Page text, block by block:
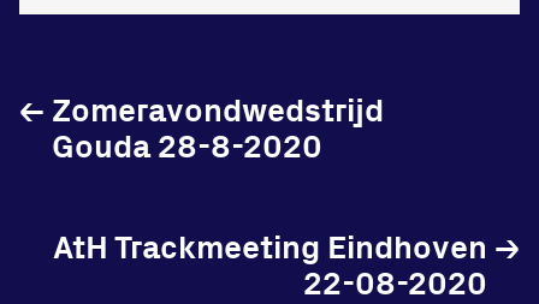
Atleten
Vereniging
Contact
Zomeravondwedstrijd
Gouda 28-8-2020
←
AtH Trackmeeting Eindhoven
22-08-2020
→